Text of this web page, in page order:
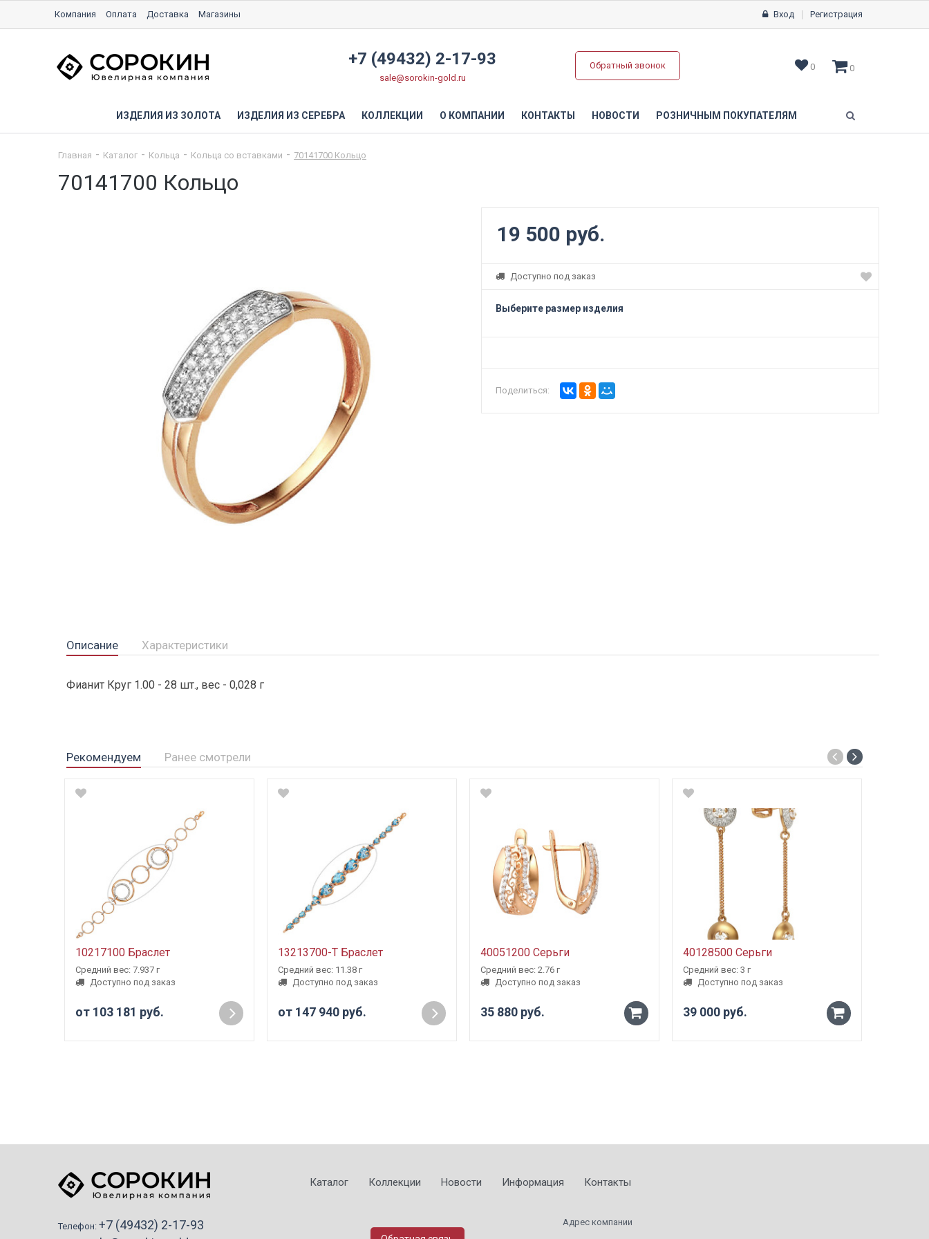
Компания Оплата Доставка Магазины Вход Регистрация
+7 (49432) 2-17-93
sale@sorokin-gold.ru
Обратный звонок 0 0
ИЗДЕЛИЯ ИЗ ЗОЛОТА ИЗДЕЛИЯ ИЗ СЕРЕБРА КОЛЛЕКЦИИ О КОМПАНИИ КОНТАКТЫ НОВОСТИ РОЗНИЧНЫМ ПОКУПАТЕЛЯМ
Главная Каталог Кольца Кольца со вставками 70141700 Кольцо
70141700 Кольцо
19 500 руб.
Доступно под заказ
Выберите размер изделия
Поделиться:
Описание Характеристики
Фианит Круг 1.00 - 28 шт., вес - 0,028 г
Рекомендуем Ранее смотрели
10217100 Браслет
Средний вес: 7.937 г
Доступно под заказ
от 103 181 руб.
13213700-Т Браслет
Средний вес: 11.38 г
Доступно под заказ
от 147 940 руб.
40051200 Серьги
Средний вес: 2.76 г
Доступно под заказ
35 880 руб. -
40128500 Серьги
Средний вес: 3 г
Доступно под заказ
39 000 руб. -
Телефон: +7 (49432) 2-17-93
Каталог Коллекции Новости Информация Контакты
Адрес компании